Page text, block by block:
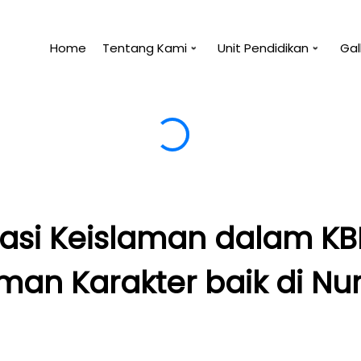
Home Tentang Kami Unit Pendidikan
Keislaman dalam
Karakter baik di